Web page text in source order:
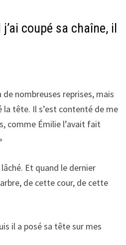
coupé sa chaîne, il
de nombreuses reprises, mais
la tête. Il s’est contenté de me
comme Émilie l’avait fait
Et quand le dernier
de cette cour, de cette
il a posé sa tête sur mes